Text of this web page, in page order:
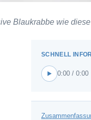
Blaukrabbe wie
0:00 / 0:00